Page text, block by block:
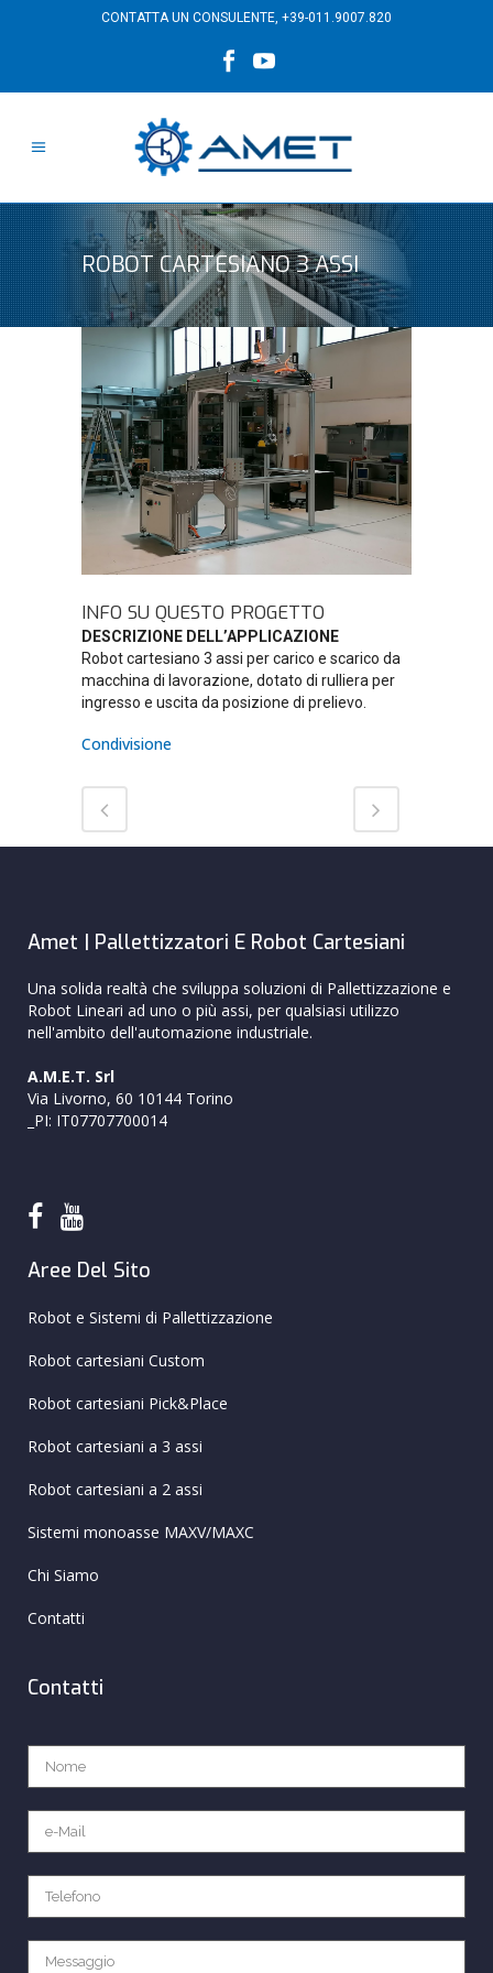
CONTATTA UN CONSULENTE, +39-011.9007.820
ROBOT CARTESIANO 3 ASSI
INFO SU QUESTO PROGETTO
DESCRIZIONE DELL’APPLICAZIONE
Robot cartesiano 3 assi per carico e scarico da
macchina di lavorazione, dotato di rulliera per
ingresso e uscita da posizione di prelievo.
Condivisione
Amet | Pallettizzatori E Robot Cartesiani
Una solida realtà che sviluppa soluzioni di Pallettizzazione e
Robot Lineari ad uno o più assi, per qualsiasi utilizzo
nell'ambito dell'automazione industriale.
A.M.E.T. Srl
Via Livorno, 60 10144 Torino
_PI: IT07707700014
Aree Del Sito
Robot e Sistemi di Pallettizzazione
Robot cartesiani Custom
Robot cartesiani Pick&Place
Robot cartesiani a 3 assi
Robot cartesiani a 2 assi
Sistemi monoasse MAXV/MAXC
Chi Siamo
Contatti
Contatti